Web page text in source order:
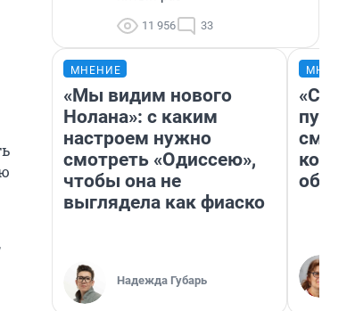
11 956 33
МНЕНИЕ
«Мы видим нового
Нолана»: с каким
настроем нужно
смотреть «Одиссею»,
чтобы она не
выглядела как фиаско
Надежда Губарь